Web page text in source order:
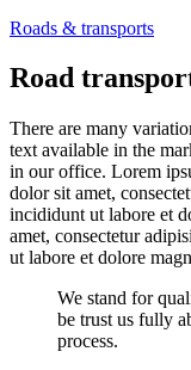
Roads & transports
Road
There are many
text available in the
in our office. Lorem
dolor sit amet,
incididunt ut labore et
amet, consectetur
ut labore et dolore
We stand for
be trust us fully
process.